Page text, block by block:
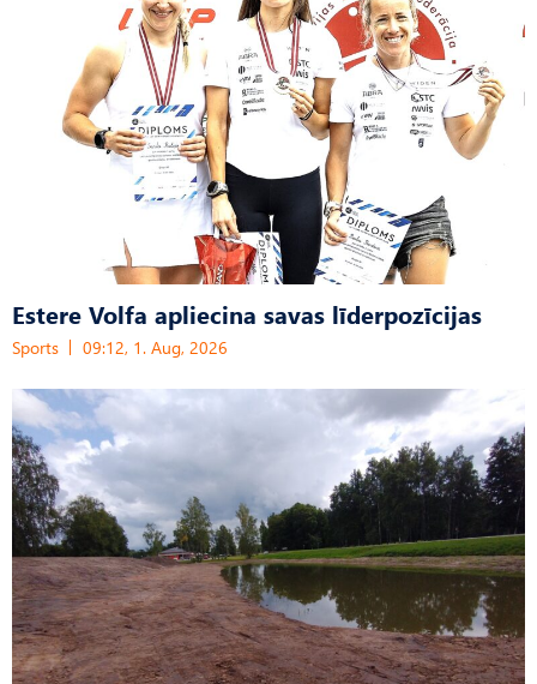
Estere Volfa apliecina savas līderpozīcijas
Sports 09:12, 1. Aug, 2026